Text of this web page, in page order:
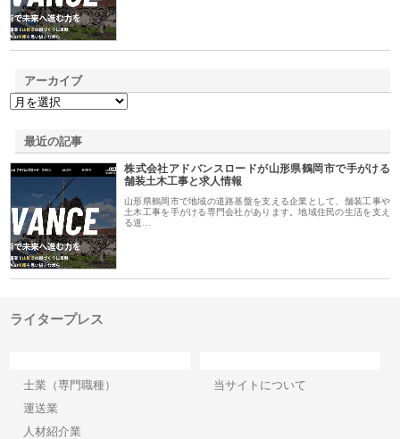
アーカイブ
最近の記事
株式会社アドバンスロードが山形県鶴岡市で手がける
舗装土木工事と求人情報
山形県鶴岡市で地域の道路基盤を支える企業として、舗装工事や
土木工事を手がける専門会社があります。地域住民の生活を支え
る道…
ライタープレス
士業（専門職種）
運送業
人材紹介業
当サイトについて